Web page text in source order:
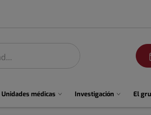
Unidades médicas Investigación El